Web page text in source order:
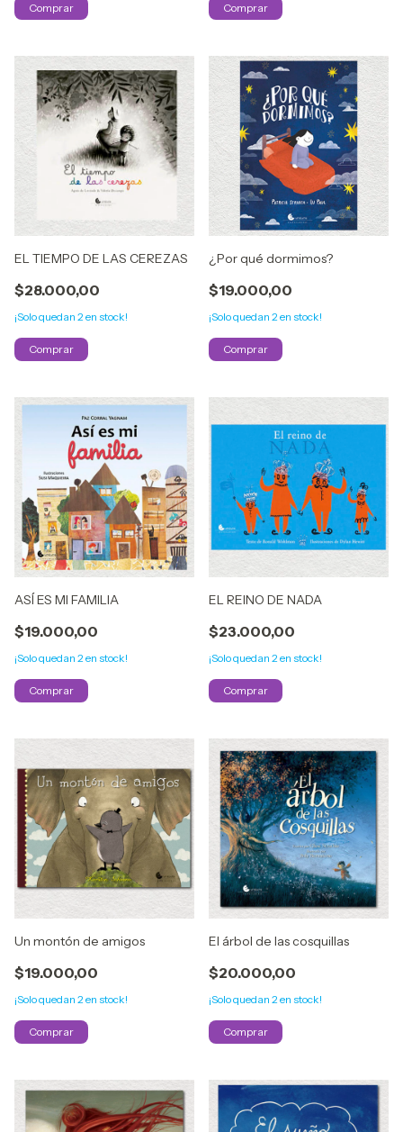
EL TIEMPO DE LAS CEREZAS
$28.000,00
¡Solo quedan 2 en stock!
¿Por qué dormimos?
$19.000,00
¡Solo quedan 2 en stock!
ASÍ ES MI FAMILIA
$19.000,00
¡Solo quedan 2 en stock!
EL REINO DE NADA
$23.000,00
¡Solo quedan 2 en stock!
Un montón de amigos
$19.000,00
¡Solo quedan 2 en stock!
El árbol de las cosquillas
$20.000,00
¡Solo quedan 2 en stock!